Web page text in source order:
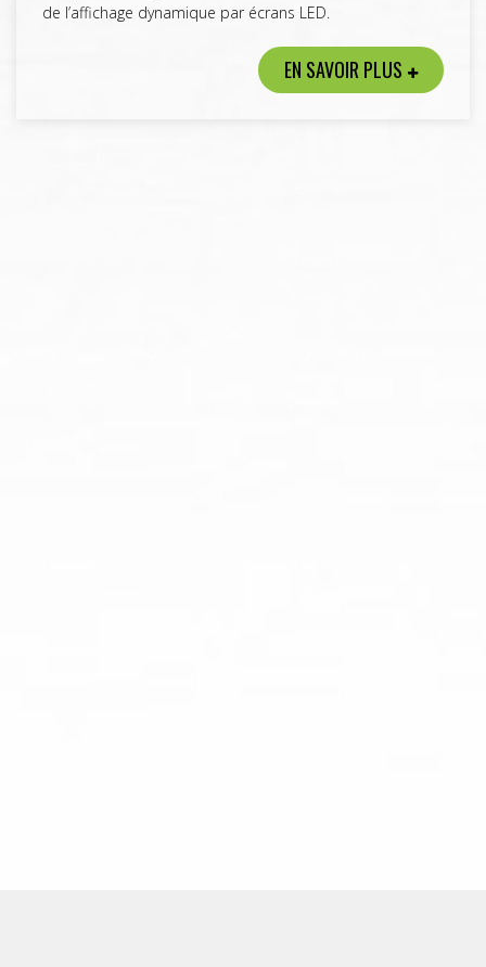
de l’affichage dynamique par écrans LED.
EN SAVOIR PLUS